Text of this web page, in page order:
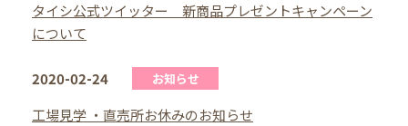
タイシ公式ツイッター 新商品プレゼントキャンペーン
について
2020-02-24 お知らせ
工場見学 ・直売所お休みのお知らせ